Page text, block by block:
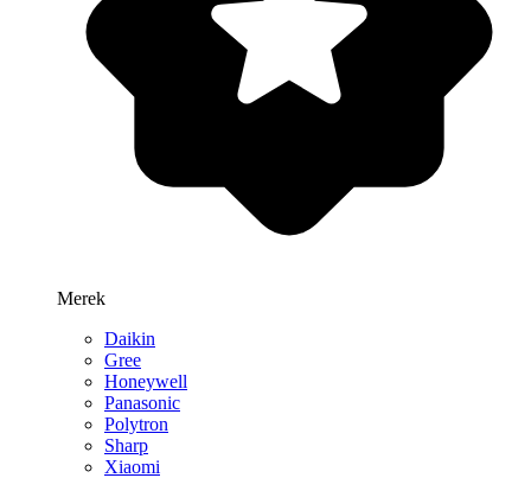
Merek
Daikin
Gree
Honeywell
Panasonic
Polytron
Sharp
Xiaomi